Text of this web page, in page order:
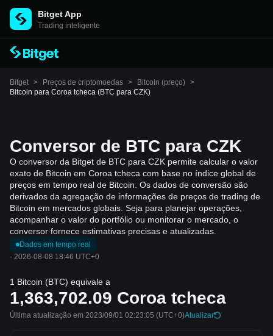
Bitget App
Trading inteligente
Bitget > Preços de criptomoedas > Bitcoin (preço) >
Bitcoin para Coroa tcheca (BTC para CZK)
Conversor de BTC para CZK
O conversor da Bitget de BTC para CZK permite calcular o valor
exato de Bitcoin em Coroa tcheca com base no índice global de
preços em tempo real de Bitcoin. Os dados de conversão são
derivados da agregação de informações de preços de trading de
Bitcoin em mercados globais. Seja para planejar operações,
acompanhar o valor do portfólio ou monitorar o mercado, o
conversor fornece estimativas precisas e atualizadas.
Dados em tempo real
· 2026-08-08 18:46 UTC+0
1 Bitcoin (BTC) equivale a
1,363,702.09 Coroa tcheca
Última atualização em 2023/09/01 02:23:05 (UTC+0)Atualizar